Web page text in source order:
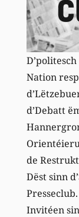
Nation
d’Debatt
de
Dëst sinn
Presseclub.
Invitéen